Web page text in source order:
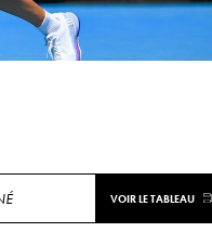
VOIR LE TABLEAU